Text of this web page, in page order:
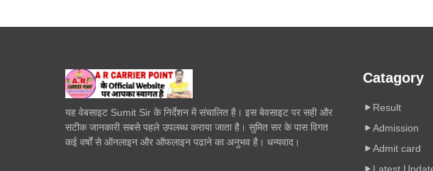
यह वेबसाइट Sumit Sir के निर्देशन में संचालित है। इस बेवसाइट पर सही और
सटीक जानकारी सबसे पहले उपलब्ध कराया जाता है। सुमित सर के पास विगत
कई वर्षों से ऑनलाइन और ऑफलाइन पढाने का अनुभव है। धन्यवाद।
Catagory
Result
Admission
Admit card
Latest